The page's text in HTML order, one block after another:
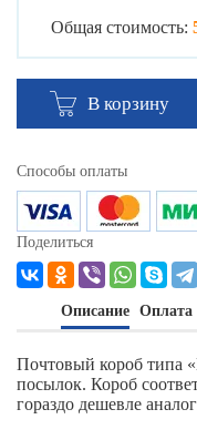
Общая стоимость:
В корзину
Способы оплаты
Поделиться
Описание Оплата
Почтовый короб типа
посылок. Короб
гораздо дешевле